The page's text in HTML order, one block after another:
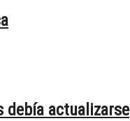
debía actualizarse